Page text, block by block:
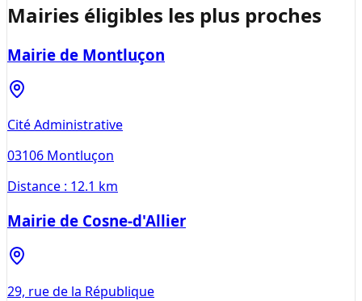
Mairies éligibles les plus proches
Mairie de Montluçon
Cité Administrative
03106 Montluçon
Distance : 12.1 km
Mairie de Cosne-d'Allier
29, rue de la République